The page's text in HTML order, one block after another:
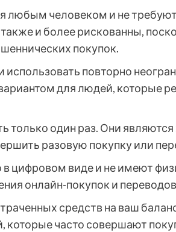
любым человеком и не требуют
и более рискованны,
покупок.
повторно
для людей, которые
только один раз. Они
разовую покупку или
цифровом виде и не имеют
онлайн-покупок и
средств на ваш
часто совершают